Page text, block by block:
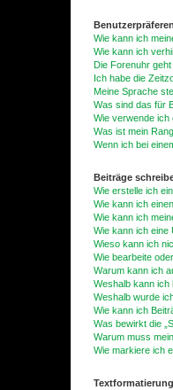
Wie kann ich
Wie kann ich
Die Forenuhr geht
Ich habe die
Meine Sprache
Was sind das für
Wie verwende ich
Was ist mein
Wenn ich bei
Beiträge
Wie erstelle ich
Wie kann ich
Wie kann ich
Wie kann ich eine
Wieso kann ich
Wie bearbeite
Warum kann ich
Weshalb kann ich
Weshalb wurde
Wie kann ich
Was bewirkt die
Warum muss
Wie markiere ich